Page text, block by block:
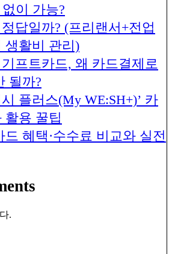
이 가능?
답일까? (프리랜서+전업
생활비 관리)
프트카드, 왜 카드결제로
될까?
플러스(My WE:SH+)’ 카
활용 꿀팁
혜택·수수료 비교와 실전
.